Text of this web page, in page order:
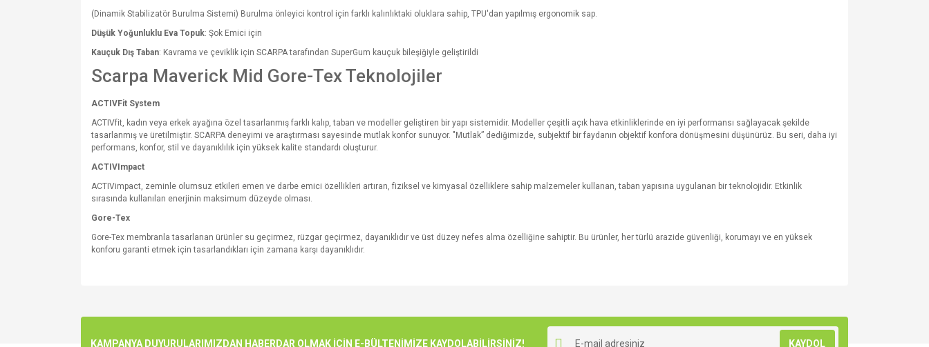
(Dinamik Stabilizatör Burulma Sistemi) Burulma önleyici kontrol için farklı kalınlıktaki oluklara sahip, TPU'dan yapılmış ergonomik sap.
Düşük Yoğunluklu Eva Topuk: Şok Emici için
Kauçuk Dış Taban: Kavrama ve çeviklik için SCARPA tarafından SuperGum kauçuk bileşiğiyle geliştirildi
Scarpa Maverick Mid Gore-Tex Teknolojiler
ACTIVFit System
ACTIVfit, kadın veya erkek ayağına özel tasarlanmış farklı kalıp, taban ve modeller geliştiren bir yapı sistemidir. Modeller çeşitli açık hava etkinliklerinde en iyi performansı sağlayacak şekilde
tasarlanmış ve üretilmiştir. SCARPA deneyimi ve araştırması sayesinde mutlak konfor sunuyor. "Mutlak” dediğimizde, subjektif bir faydanın objektif konfora dönüşmesini düşünürüz. Bu seri, daha iyi
performans, konfor, stil ve dayanıklılık için yüksek kalite standardı oluşturur.
ACTIVImpact
ACTIVimpact, zeminle olumsuz etkileri emen ve darbe emici özellikleri artıran, fiziksel ve kimyasal özelliklere sahip malzemeler kullanan, taban yapısına uygulanan bir teknolojidir. Etkinlik
sırasında kullanılan enerjinin maksimum düzeyde olması.
Gore-Tex
Gore-Tex membranla tasarlanan ürünler su geçirmez, rüzgar geçirmez, dayanıklıdır ve üst düzey nefes alma özelliğine sahiptir. Bu ürünler, her türlü arazide güvenliği, korumayı ve en yüksek
konforu garanti etmek için tasarlandıkları için zamana karşı dayanıklıdır.
Ürün resmi kalitesiz, bozuk veya görüntülenemiyor.
KAMPANYA DUYURULARIMIZDAN HABERDAR OLMAK İÇİN E-BÜLTENİMİZE KAYDOLABİLİRSİNİZ! KAYDOL